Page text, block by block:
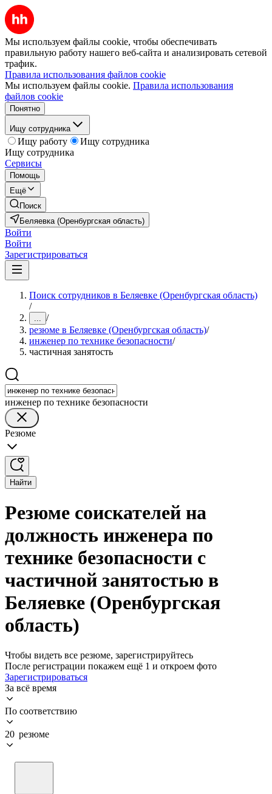
Мы используем файлы cookie, чтобы обеспечивать
правильную работу нашего веб-сайта и анализировать сетевой
трафик.
Правила использования файлов cookie
Мы используем файлы cookie. Правила использования
файлов cookie
Понятно
Ищу сотрудника
Ищу работу
Ищу сотрудника
Ищу сотрудника
Сервисы
Помощь
Ещё
Поиск
Беляевка (Оренбургская область)
Войти
Войти
Зарегистрироваться
Поиск сотрудников в Беляевке (Оренбургская область)
/
... /
резюме в Беляевке (Оренбургская область)/
инженер по технике безопасности/
частичная занятость
инженер по технике безопасности
Резюме
Найти
Резюме соискателей на
должность инженера по
технике безопасности с
частичной занятостью в
Беляевке (Оренбургская
область)
Чтобы видеть все резюме, зарегистрируйтесь
После регистрации покажем ещё 1 и откроем фото
Зарегистрироваться
За всё время
По соответствию
20 резюме